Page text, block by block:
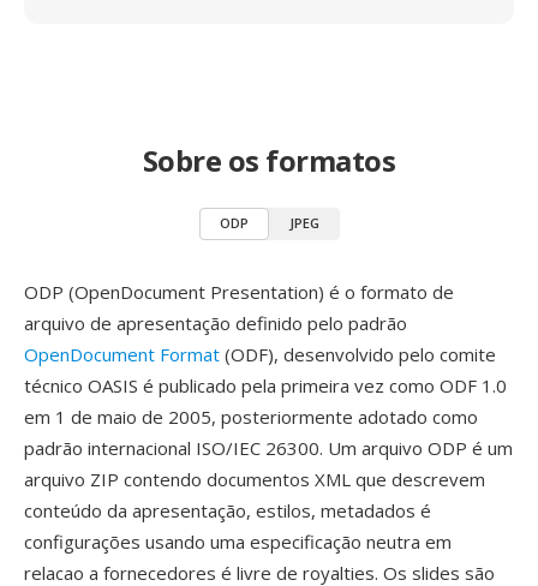
Sobre os formatos
ODP JPEG
ODP (OpenDocument Presentation) é o formato de
arquivo de apresentação definido pelo padrão
OpenDocument Format (ODF), desenvolvido pelo comite
técnico OASIS é publicado pela primeira vez como ODF 1.0
em 1 de maio de 2005, posteriormente adotado como
padrão internacional ISO/IEC 26300. Um arquivo ODP é um
arquivo ZIP contendo documentos XML que descrevem
conteúdo da apresentação, estilos, metadados é
configurações usando uma especificação neutra em
relacao a fornecedores é livre de royalties. Os slides são